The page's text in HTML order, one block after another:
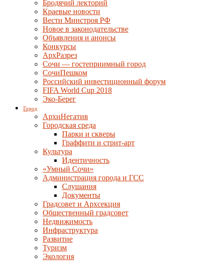
Бродячий лекторий
Краевые новости
Вести Минстроя РФ
Новое в законодательстве
Объявления и анонсы
Конкурсы
АрхРазрез
Сочи — гостеприимный город
СочиПешком
Российский инвестиционный форум
FIFA World Cup 2018
Эко-Берег
Город
АрхиНегатив
Городская среда
Парки и скверы
Граффити и стрит-арт
Культура
Идентичность
«Умный Сочи»
Администрация города и ГСС
Слушания
Документы
Градсовет и Архсекция
Общественный градсовет
Недвижимость
Инфраструктура
Развитие
Туризм
Экология